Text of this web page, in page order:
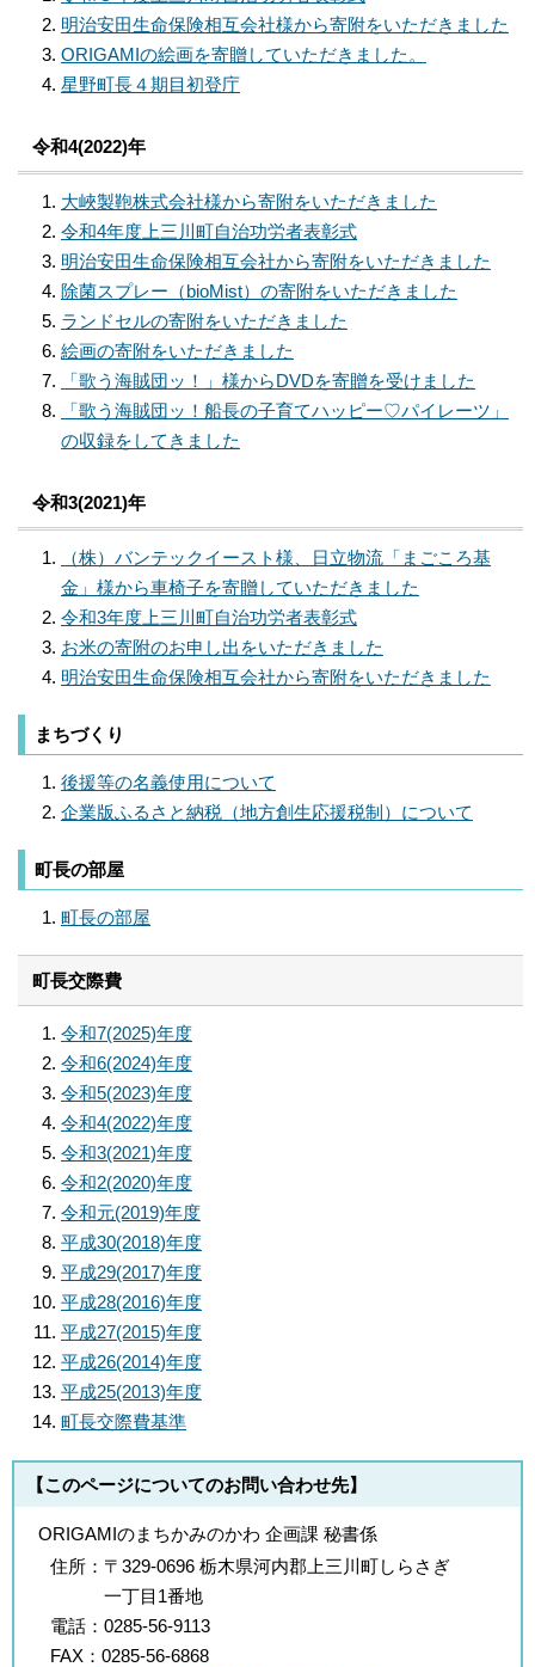
明治安田生命保険相互会社様から寄附をいただきました
ORIGAMIの絵画を寄贈していただきました。
星野町長４期目初登庁
令和4(2022)年
大峽製鞄株式会社様から寄附をいただきました
令和4年度上三川町自治功労者表彰式
明治安田生命保険相互会社から寄附をいただきました
除菌スプレー（bioMist）の寄附をいただきました
ランドセルの寄附をいただきました
絵画の寄附をいただきました
「歌う海賊団ッ！」様からDVDを寄贈を受けました
「歌う海賊団ッ！船長の子育てハッピー♡パイレーツ」
の収録をしてきました
令和3(2021)年
（株）バンテックイースト様、日立物流「まごころ基
金」様から車椅子を寄贈していただきました
令和3年度上三川町自治功労者表彰式
お米の寄附のお申し出をいただきました
明治安田生命保険相互会社から寄附をいただきました
まちづくり
後援等の名義使用について
企業版ふるさと納税（地方創生応援税制）について
町長の部屋
町長の部屋
町長交際費
令和7(2025)年度
令和6(2024)年度
令和5(2023)年度
令和4(2022)年度
令和3(2021)年度
令和2(2020)年度
令和元(2019)年度
平成30(2018)年度
平成29(2017)年度
平成28(2016)年度
平成27(2015)年度
平成26(2014)年度
平成25(2013)年度
町長交際費基準
【このページについてのお問い合わせ先】
ORIGAMIのまちかみのかわ 企画課 秘書係
住所： 〒329-0696 栃木県河内郡上三川町しらさぎ
一丁目1番地
電話： 0285-56-9113
FAX： 0285-56-6868